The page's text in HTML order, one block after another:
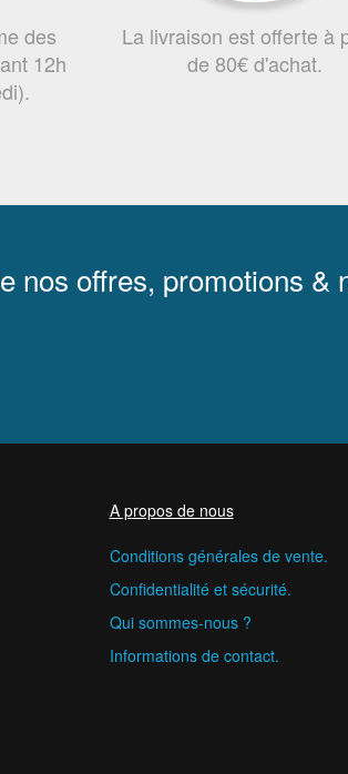
des
12h
La livraison est offerte à
de 80€ d'achat.
nos offres, promotions &
A propos de nous
Conditions générales de vente.
Confidentialité et sécurité.
Qui sommes-nous ?
Informations de contact.